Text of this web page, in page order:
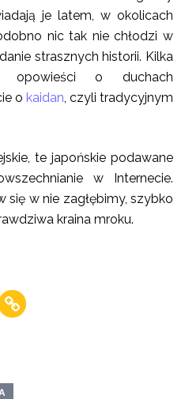
je latem, w okolicach
nic tak nie chłodzi w
strasznych historii. Kilka
opowieści o duchach
o kaidan , czyli tradycyjnym
te japońskie podawane
w Internecie.
się w nie zagłębimy, szybko
kraina mroku.